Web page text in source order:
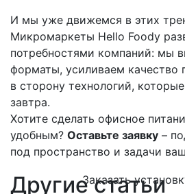
И мы уже движемся в этих
Микромаркеты Hello Foody
потребностями компаний: мы
форматы, усиливаем качество
в сторону технологий,
завтра.
Хотите сделать офисное
удобным? Оставьте заявку –
под пространство и задачи
Заказать
Другие статьи